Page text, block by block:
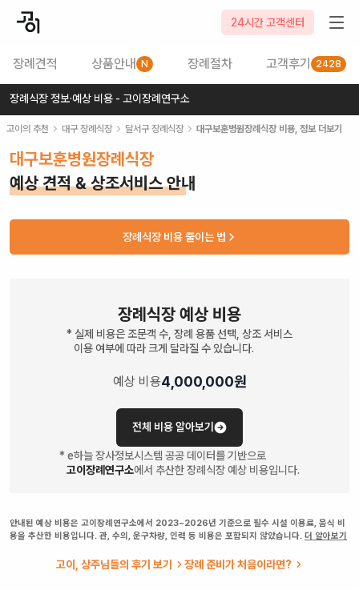
24시간 고객센터
장례견적 상품안내 N 장례절차 고객후기 2428
장례식장 정보·예상 비용 - 고이장례연구소
고이의 추천 대구 장례식장 달서구 장례식장 대구보훈병원장례식장비용, 정보 더보기
대구보훈병원장례식장
예상 견적 & 상조서비스 안내
장례식장 비용 줄이는 법
장례식장 예상 비용
* 실제 비용은 조문객 수, 장례 용품 선택, 상조 서비스
이용 여부에 따라 크게 달라질 수 있습니다.
예상 비용4,000,000원
전체 비용 알아보기
* e하늘 장사정보시스템 공공 데이터를 기반으로
고이장례연구소에서 추산한 장례식장 예상 비용입니다.
안내된 예상 비용은 고이장례연구소에서 2023~2026년 기준으로 필수 시설 이용료, 음식 비
용을 추산한 비용입니다. 관, 수의, 운구차량, 인력 등 비용은 포함되지 않았습니다. 더 알아보기
고이, 상주님들의 후기 보기 장례 준비가 처음이라면?